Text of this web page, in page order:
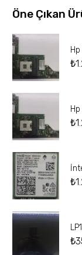
Öne Çıkan
₺
₺
₺
₺